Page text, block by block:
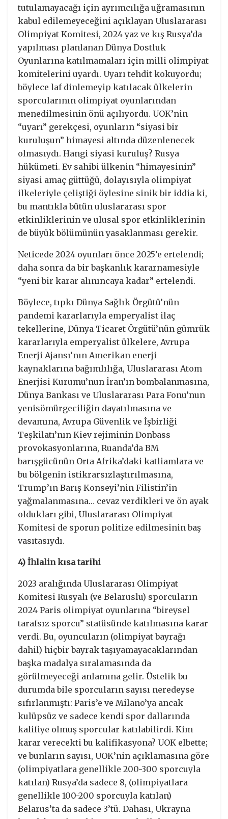
tutulamayacağı için ayrımcılığa uğramasının
kabul edilemeyeceğini açıklayan Uluslararası
Olimpiyat Komitesi, 2024 yaz ve kış Rusya’da
yapılması planlanan Dünya Dostluk
Oyunlarına katılmamaları için milli olimpiyat
komitelerini uyardı. Uyarı tehdit kokuyordu;
böylece laf dinlemeyip katılacak ülkelerin
sporcularının olimpiyat oyunlarından
menedilmesinin önü açılıyordu. UOK’nin
“uyarı” gerekçesi, oyunların “siyasi bir
kuruluşun” himayesi altında düzenlenecek
olmasıydı. Hangi siyasi kuruluş? Rusya
hükümeti. Ev sahibi ülkenin “himayesinin”
siyasi amaç güttüğü, dolayısıyla olimpiyat
ilkeleriyle çeliştiği öylesine sinik bir iddia ki,
bu mantıkla bütün uluslararası spor
etkinliklerinin ve ulusal spor etkinliklerinin
de büyük bölümünün yasaklanması gerekir.
Neticede 2024 oyunları önce 2025’e ertelendi;
daha sonra da bir başkanlık kararnamesiyle
“yeni bir karar alınıncaya kadar” ertelendi.
Böylece, tıpkı Dünya Sağlık Örgütü’nün
pandemi kararlarıyla emperyalist ilaç
tekellerine, Dünya Ticaret Örgütü’nün gümrük
kararlarıyla emperyalist ülkelere, Avrupa
Enerji Ajansı’nın Amerikan enerji
kaynaklarına bağımlılığa, Uluslararası Atom
Enerjisi Kurumu’nun İran’ın bombalanmasına,
Dünya Bankası ve Uluslararası Para Fonu’nun
yenisömürgeciliğin dayatılmasına ve
devamına, Avrupa Güvenlik ve İşbirliği
Teşkilatı’nın Kiev rejiminin Donbass
provokasyonlarına, Ruanda’da BM
barışgücünün Orta Afrika’daki katliamlara ve
bu bölgenin istikrarsızlaştırılmasına,
Trump’ın Barış Konseyi’nin Filistin’in
yağmalanmasına… cevaz verdikleri ve ön ayak
oldukları gibi, Uluslararası Olimpiyat
Komitesi de sporun politize edilmesinin baş
vasıtasıydı.
4) İhlalin kısa tarihi
2023 aralığında Uluslararası Olimpiyat
Komitesi Rusyalı (ve Belaruslu) sporcuların
2024 Paris olimpiyat oyunlarına “bireysel
tarafsız sporcu” statüsünde katılmasına karar
verdi. Bu, oyuncuların (olimpiyat bayrağı
dahil) hiçbir bayrak taşıyamayacaklarından
başka madalya sıralamasında da
görülmeyeceği anlamına gelir. Üstelik bu
durumda bile sporcuların sayısı neredeyse
sıfırlanmıştı: Paris’e ve Milano’ya ancak
kulüpsüz ve sadece kendi spor dallarında
kalifiye olmuş sporcular katılabilirdi. Kim
karar verecekti bu kalifikasyona? UOK elbette;
ve bunların sayısı, UOK’nin açıklamasına göre
(olimpiyatlara genellikle 200-300 sporcuyla
katılan) Rusya’da sadece 8, (olimpiyatlara
genellikle 100-200 sporcuyla katılan)
Belarus’ta da sadece 3’tü. Dahası, Ukrayna